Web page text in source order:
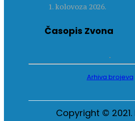
1. kolovoza 2026.
Časopis Zvona
Arhiva brojeva
Copyright © 2021.